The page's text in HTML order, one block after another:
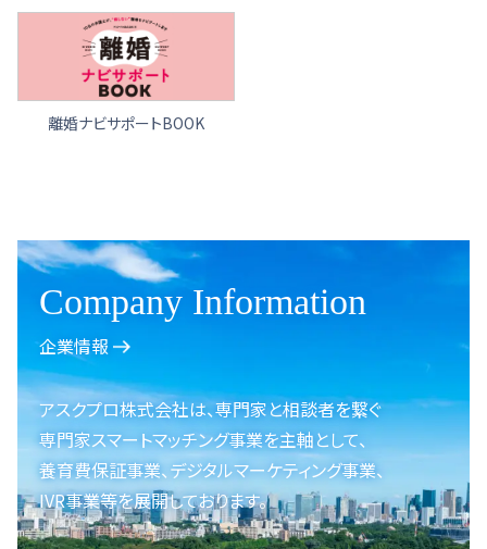
離婚ナビサポートBOOK
Company Information
企業情報
アスクプロ株式会社は、専門家と相談者を繋ぐ
専門家スマートマッチング事業を主軸として、
養育費保証事業、 デジタルマーケティング事業、
IVR事業等を展開しております。